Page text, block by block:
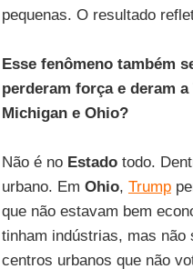
pequenas. O resultado
Esse fenômeno também
perderam força e deram
Michigan e Ohio?
Não é no Estadotodo.
urbano. Em Ohio, Trump
que não estavam bem
tinham indústrias, mas não
centros urbanos que não